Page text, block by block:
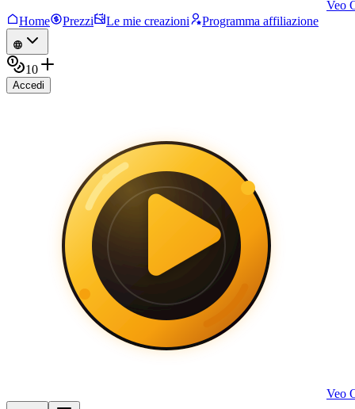
Veo
Home
Prezzi Le mie creazioni Programma affiliazione
10
Accedi
Veo